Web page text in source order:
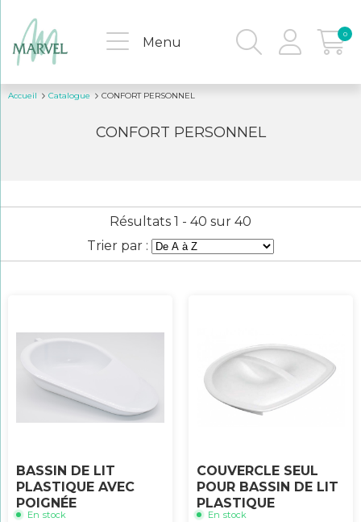
Menu
0
Accueil Catalogue CONFORT PERSONNEL
CONFORT PERSONNEL
Résultats 1 - 40 sur 40
Trier par :
BASSIN DE LIT
PLASTIQUE AVEC
POIGNÉE
En stock
COUVERCLE SEUL
POUR BASSIN DE LIT
PLASTIQUE
En stock